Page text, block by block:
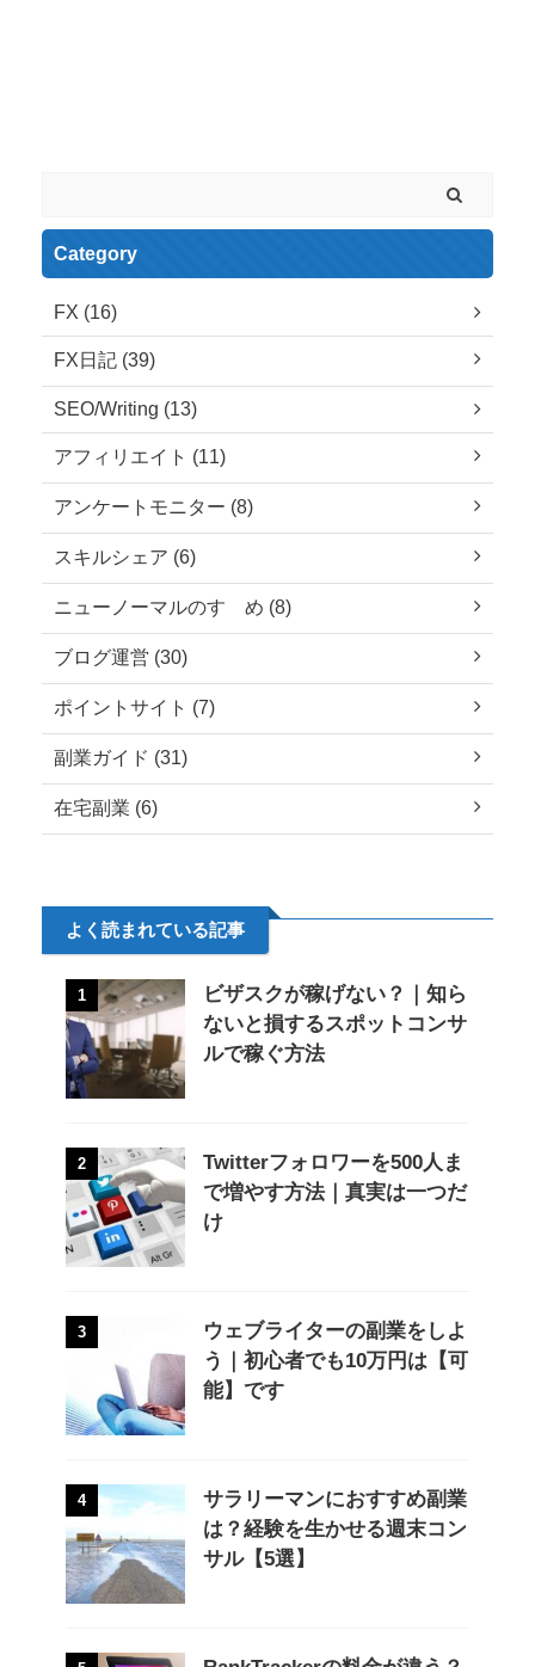
Category
FX (16)
FX日記 (39)
SEO/Writing (13)
アフィリエイト (11)
アンケートモニター (8)
スキルシェア (6)
ニューノーマルのすゝめ (8)
ブログ運営 (30)
ポイントサイト (7)
副業ガイド (31)
在宅副業 (6)
よく読まれている記事
1
ビザスクが稼げない？｜知ら
ないと損するスポットコンサ
ルで稼ぐ方法
2
Twitterフォロワーを500人ま
で増やす方法｜真実は一つだ
け
3
ウェブライターの副業をしよ
う｜初心者でも10万円は【可
能】です
4
サラリーマンにおすすめ副業
は？経験を生かせる週末コン
サル【5選】